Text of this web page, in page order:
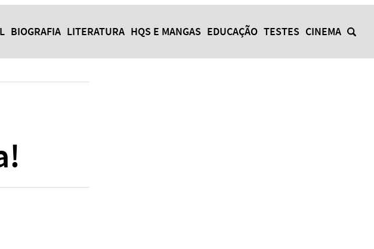
BIOGRAFIA LITERATURA HQS E MANGAS EDUCAÇÃO TESTES CINEMA